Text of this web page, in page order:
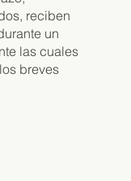
reciben
un
las cuales
breves